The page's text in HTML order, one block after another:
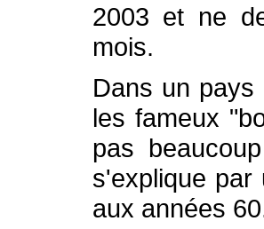
2003 et ne
mois.
Dans un
les fameux
pas
s'explique par
aux années